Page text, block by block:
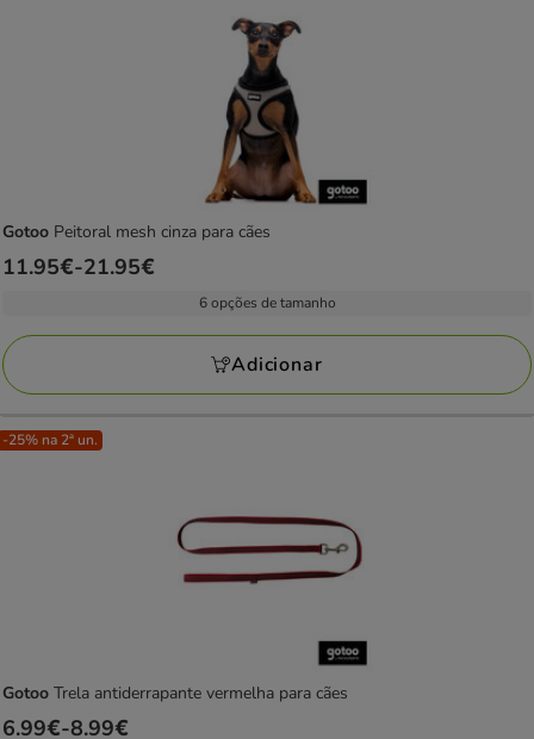
Gotoo Peitoral mesh cinza para cães
Preço
a
21.95€
11.95€-21.95€
6 opções de tamanho
Adicionar
-25% na 2ª un.
Gotoo Trela antiderrapante vermelha para cães
Preço
6.99€-8.99€